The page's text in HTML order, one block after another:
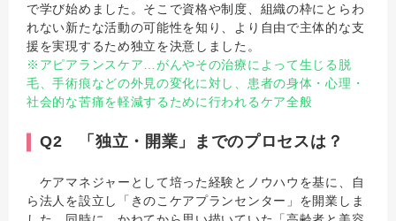
で学び始めました。そこで資格や制度、組織の枠にとらわ
れない新たな活動の可能性を知り、より自由で主体的な支
援を実現するため独立を決意しました。
※アピアランスケア…がんやその治療によって生じる脱
毛、手術痕などの外見の変化に対し、患者の身体・心理・
社会的な苦痛を軽減するために行われるケア全般
Q2 「独立・開業」までのプロセスは？
ケアマネジャーとして培った経験とノウハウを基に、自
ら法人を設立し「きのこケアプランセンター」を開業しま